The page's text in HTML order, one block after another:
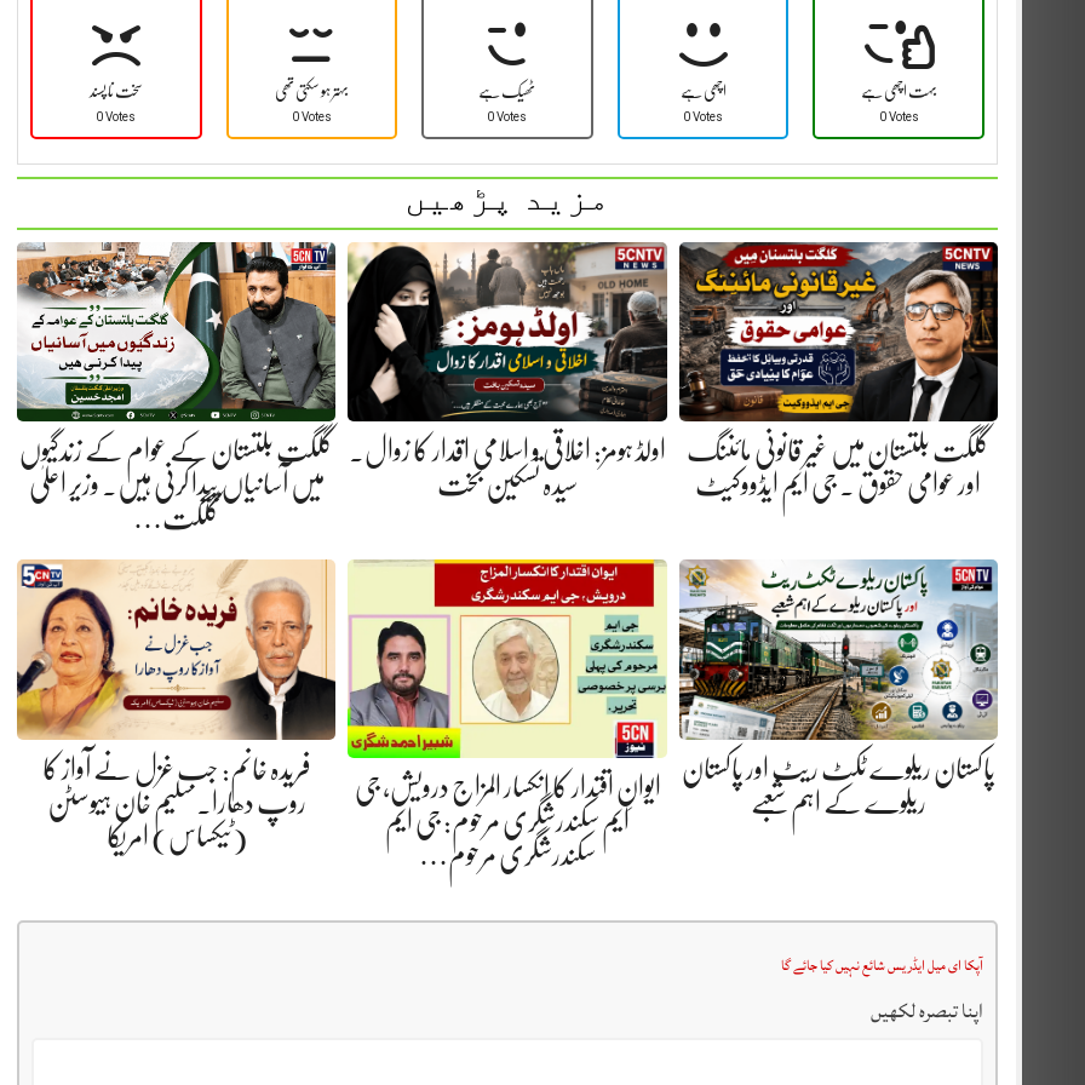
سخت نا پسند
0 Votes
بہتر ہو سکتی تھی
0 Votes
ٹھیک ہے
0 Votes
اچھی ہے
0 Votes
بہت اچھی ہے
0 Votes
مزید پڑھیں
گلگت بلتستان میں غیر قانونی مائننگ
اور عوامی حقوق . جی ایم ایڈووکیٹ
اولڈ ہومز: اخلاقی و اسلامی اقدار کا زوال.
سیدہ تسکین بخت
گلگت بلتستان کے عوام کے زندگیوں
میں آسانیاں پیدا کرنی ہیں. وزیر اعلیٰ
گلگت…
پاکستان ریلوے ٹکٹ ریٹ اور پاکستان
ریلوے کے اہم شعبے
ایوانِ اقتدار کا انکسار المزاج درویش، جی
ایم سکندرشگری مرحوم: جی ایم
سکندرشگری مرحوم…
فریدہ خانم: جب غزل نے آواز کا
روپ دھارا. سلیم خان ہیوسٹن
(ٹیکساس) امریکا
آپکا ای میل ایڈریس شائع نہیں کیا جائے گا
اپنا تبصرہ لکھیں